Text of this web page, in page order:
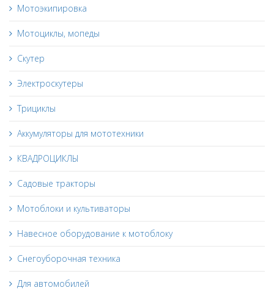
Мотоэкипировка
Мотоциклы, мопеды
Скутер
Электроскутеры
Трициклы
Аккумуляторы для мототехники
КВАДРОЦИКЛЫ
Садовые тракторы
Мотоблоки и культиваторы
Навесное оборудование к мотоблоку
Снегоуборочная техника
Для автомобилей